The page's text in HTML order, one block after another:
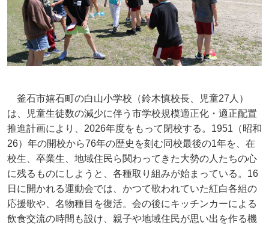
釜石市嬉石町の白山小学校（鈴木慎校長、児童27人）
は、児童生徒数の減少に伴う市学校規模適正化・適正配置
推進計画により、2026年度をもって閉校する。1951（昭和
26）年の開校から76年の歴史を刻む同校最後の1年を、在
校生、卒業生、地域住民ら関わってきた大勢の人たちの心
に残るものにしようと、各種取り組みが始まっている。16
日に開かれる運動会では、かつて歌われていた紅白各組の
応援歌や、名物種目を復活。会の後にキッチンカーによる
飲食交流の時間も設け、親子や地域住民が思い出を作る機